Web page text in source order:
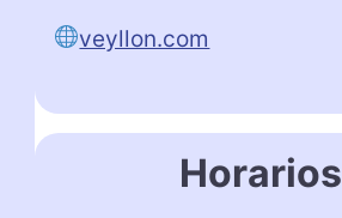
veyllon.com
Horarios